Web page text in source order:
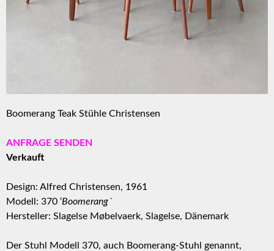
Boomerang Teak Stühle Christensen
ANFRAGE SENDEN
Verkauft
Design: Alfred Christensen, 1961
Modell: 370 ‘Boomerang´
Hersteller: Slagelse Møbelvaerk, Slagelse, Dänemark
Der Stuhl Modell 370, auch Boomerang-Stuhl genannt,